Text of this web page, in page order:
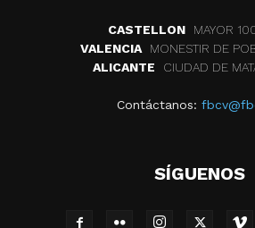
CASTELLON
MAYOR
VALENCIA
MONESTIR DE
ALICANTE
CIUDAD DE
Contáctanos:
SÍGUENOS